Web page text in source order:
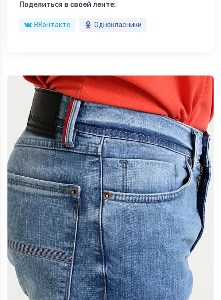
Поделиться в своей ленте:
ВКонтакте Однокласники